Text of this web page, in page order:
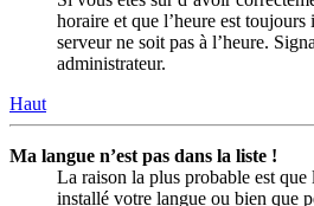
horaire et que l’heure est
serveur ne soit pas à l’heure.
administrateur.
Haut
Ma langue n’est pas dans la liste !
La raison la plus probable est que
installé votre langue ou bien que